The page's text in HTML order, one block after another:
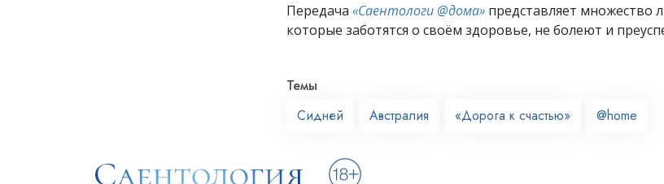
Передача «Саентологи @дома» представляет множество
которые заботятся о своём здоровье, не болеют и
Темы
Сидней
Австралия «Дорога к счастью» @home